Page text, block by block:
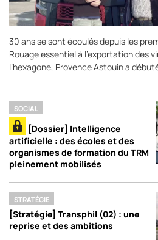
30 ans se sont écoulés depuis les
Rouage essentiel à l’exportation des
l’hexagone, Provence Astouin a
SOCIAL
[Dossier] Intelligence
artificielle : des écoles et des
organismes de formation du TRM
pleinement mobilisés
STRATÉGIE
[Stratégie] Transphil (02) : une
reprise et des ambitions